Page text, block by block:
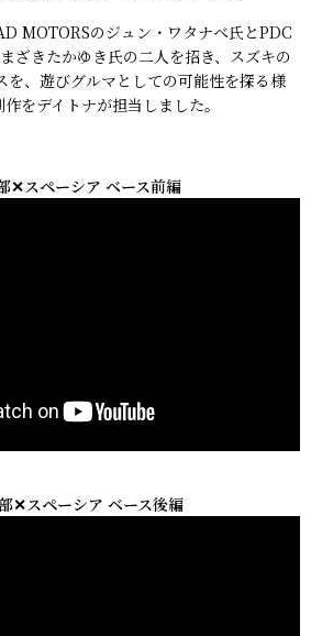
MOTORSのジュン・ワタナベ氏とPDC
ざきたかゆき氏の二人を招き、スズキの
を、遊びグルマとしての可能性を探る様
をデイトナが担当しました。
スペーシア ベース前編
✕スペーシア ベース後編